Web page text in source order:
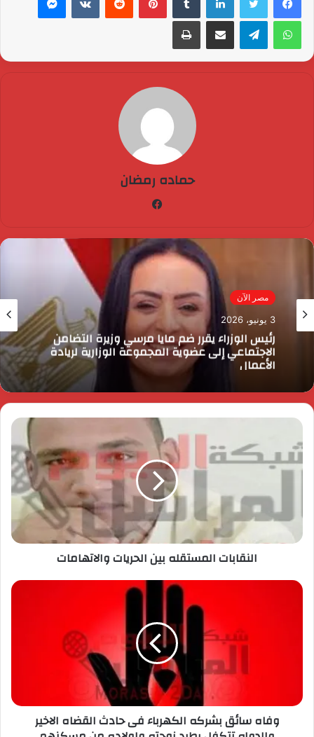
واتساب تيلقرام مشاركة عبر البريد طباعة
حماده رمضان
مصر الآن
3 يونيو، 2026
رئيس الوزراء يقرر ضم مايا مرسي وزيرة التضامن
الاجتماعي إلى عضوية المجموعة الوزارية لريادة
الأعمال
النقابات المستقله بين الحريات والاتهامات
وفاه سائق بشركه الكهرباء فى حادث القضاه الاخير